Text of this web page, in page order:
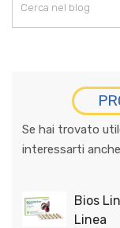
Se hai trovato
interessarti
Bios
Linea